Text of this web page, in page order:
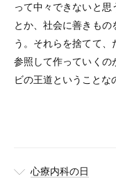
って中々できないと
とか、社会に善きも
う。それらを捨てて
参照して作っていくの
ビの王道ということな
心療内科の日